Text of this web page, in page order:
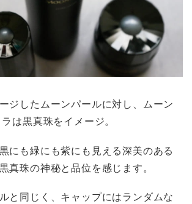
ジしたムーンパールに対し、ムーン
は黒真珠をイメージ。
にも緑にも紫にも見える深美のある
真珠の神秘と品位を感じます。
と同じく、キャップにはランダムな